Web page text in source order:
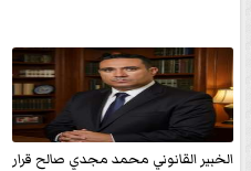
الخبير القانوني محمد مجدي صالح قرار